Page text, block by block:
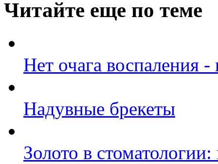
Читайте еще по теме
Нет очага воспаления -
Надувные брекеты
Золото в